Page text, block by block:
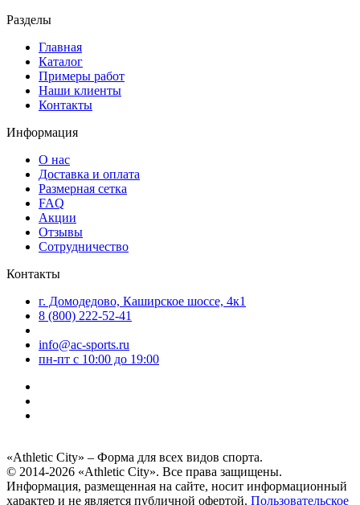
Разделы
Главная
Каталог
Примеры работ
Наши клиенты
Контакты
Информация
О нас
Доставка и оплата
Размерная сетка
FAQ
Акции
Отзывы
Сотрудничество
Контакты
г. Домодедово, Каширское шоссе, 4к1
8 (800) 222-52-41
info@ac-sports.ru
пн-пт c 10:00 до 19:00
«Athletic City» – Форма для всех видов спорта.
© 2014-2026 «Athletic City». Все права защищены.
Информация, размещенная на сайте, носит информационный
характер и не является публичной офертой. Пользовательское